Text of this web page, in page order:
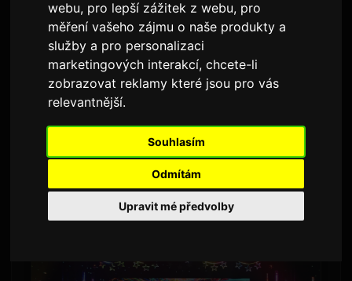
webu, pro lepší zážitek z webu, pro
měření vašeho zájmu o naše produkty a
služby a pro personalizaci
marketingových interakcí,chcete-li
zobrazovat reklamy které jsou pro vás
relevantnější.
Souhlasím
Odmítám
Upravit mé předvolby
2026'
OdSam
9 července 2026
Přeloženo z angličtiny
2,802 zhlédnutí
Každoroční akce Hatsune Miku 'Magical Mirai'
zavítá v roce 2026 do tří japonských měst.